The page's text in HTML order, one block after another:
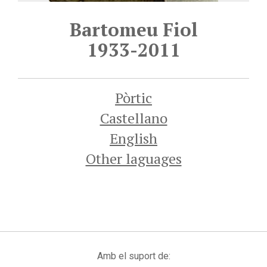
Bartomeu Fiol
1933-2011
Pòrtic
Castellano
English
Other laguages
Amb el suport de: